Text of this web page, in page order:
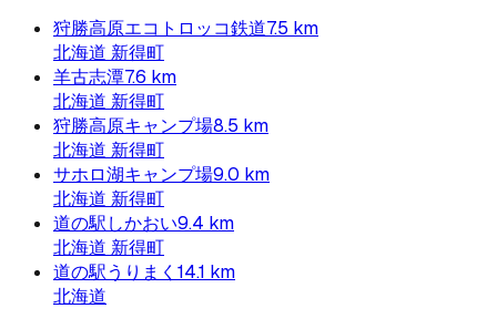
狩勝高原エコトロッコ鉄道7.5 km
北海道 新得町
羊古志潭7.6 km
北海道 新得町
狩勝高原キャンプ場8.5 km
北海道 新得町
サホロ湖キャンプ場9.0 km
北海道 新得町
道の駅しかおい9.4 km
北海道 新得町
道の駅うりまく 14.1 km
北海道